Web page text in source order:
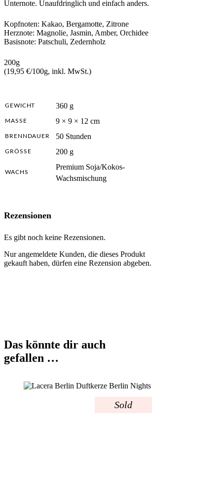
Unternote. Unaufdringlich und einfach anders.
Kopfnoten: Kakao, Bergamotte, Zitrone
Herznote: Magnolie, Jasmin, Amber, Orchidee
Basisnote: Patschuli, Zedernholz
200g
(19,95 €/100g, inkl. MwSt.)
GEWICHT 360 g
MASSE 9 × 9 × 12 cm
BRENNDAUER 50 Stunden
GRÖSSE 200 g
WACHS
Premium Soja/Kokos-
Wachsmischung
Rezensionen
Es gibt noch keine Rezensionen.
Nur angemeldete Kunden, die dieses Produkt
gekauft haben, dürfen eine Rezension abgeben.
Das könnte dir auch
gefallen …
Sold